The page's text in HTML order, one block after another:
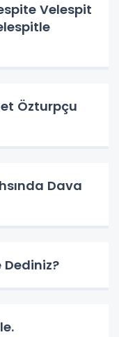
Velespit
Özturpçu
Dava
Dediniz?